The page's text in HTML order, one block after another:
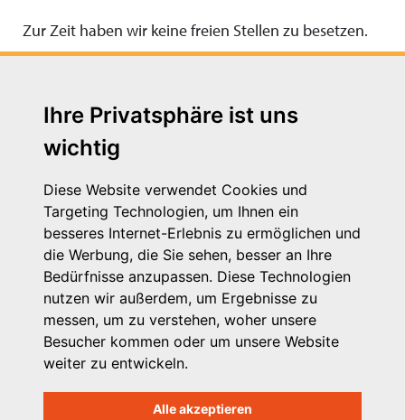
Ihre Privatsphäre ist uns
wichtig
Diese Website verwendet Cookies und
Targeting Technologien, um Ihnen ein
besseres Internet-Erlebnis zu ermöglichen und
die Werbung, die Sie sehen, besser an Ihre
Bedürfnisse anzupassen. Diese Technologien
nutzen wir außerdem, um Ergebnisse zu
messen, um zu verstehen, woher unsere
Besucher kommen oder um unsere Website
weiter zu entwickeln.
Alle akzeptieren
Zur Zeit haben wir keine freien Stellen zu besetzen.
Michaelkirchstr. 17/18
10179 Berlin
Telefon: 030 – 58 58 17 16 01
E-Mail: info@vpk.de
Mehr Informationen: www.vpk.de
Hilfe